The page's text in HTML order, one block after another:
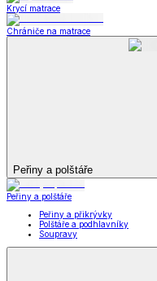
Krycí matrace
Chrániče na matrace
Peřiny a polštáře
Peřiny a polštáře
Peřiny a přikrývky
Polštáře a podhlavníky
Soupravy